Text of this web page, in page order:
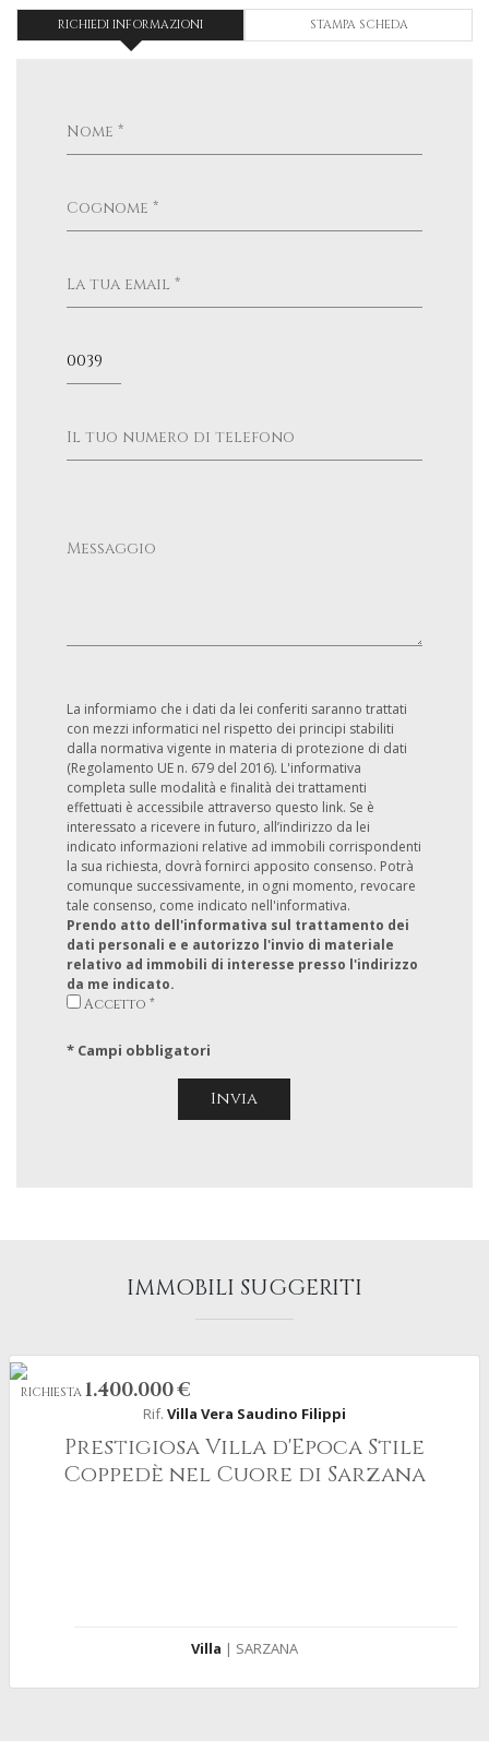
RICHIEDI INFORMAZIONI STAMPA SCHEDA
La informiamo che i dati da lei conferiti saranno trattati
con mezzi informatici nel rispetto dei principi stabiliti
dalla normativa vigente in materia di protezione di dati
(Regolamento UE n. 679 del 2016). L'informativa
completa sulle modalità e finalità dei trattamenti
effettuati è accessibile attraverso questo link. Se è
interessato a ricevere in futuro, all’indirizzo da lei
indicato informazioni relative ad immobili corrispondenti
la sua richiesta, dovrà fornirci apposito consenso. Potrà
comunque successivamente, in ogni momento, revocare
tale consenso, come indicato nell'informativa.
Prendo atto dell'informativa sul trattamento dei
dati personali e e autorizzo l'invio di materiale
relativo ad immobili di interesse presso l'indirizzo
da me indicato.
Accetto *
* Campi obbligatori
IMMOBILI SUGGERITI
RICHIESTA1.400.000 €
Rif. Villa Vera Saudino Filippi
Prestigiosa Villa d'Epoca Stile
Coppedè nel Cuore di Sarzana
Villa | SARZANA